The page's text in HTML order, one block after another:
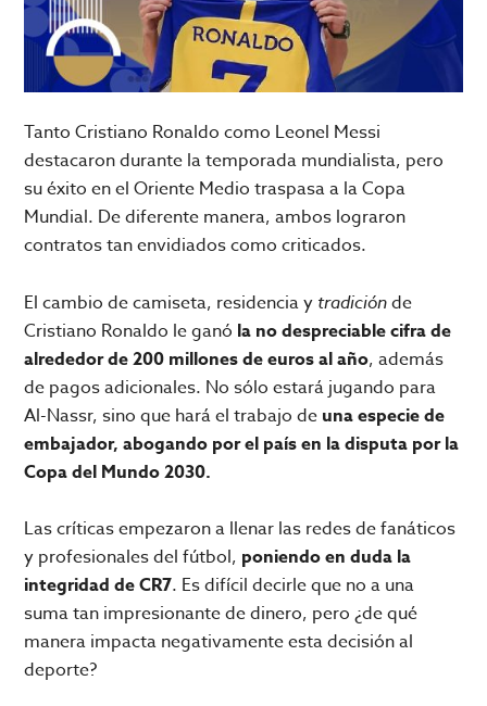
Tanto Cristiano Ronaldo como Leonel Messi
destacaron durante la temporada mundialista, pero
su éxito en el Oriente Medio traspasa a la Copa
Mundial. De diferente manera, ambos lograron
contratos tan envidiados como criticados.
El cambio de camiseta, residencia y tradiciónde
Cristiano Ronaldo le ganó la no despreciable cifra de
alrededor de 200 millones de euros al año, además
de pagos adicionales. No sólo estará jugando para
Al-Nassr, sino que hará el trabajo de una especie de
embajador, abogando por el país en la disputa por la
Copa del Mundo 2030.
Las críticas empezaron a llenar las redes de fanáticos
y profesionales del fútbol, poniendo en duda la
integridad de CR7. Es difícil decirle que no a una
suma tan impresionante de dinero, pero ¿de qué
manera impacta negativamente esta decisión al
deporte?